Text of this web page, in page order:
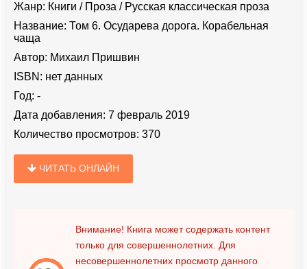
Жанр: Книги / Проза / Русская классическая проза
Название: Том 6. Осударева дорога. Корабельная
чаща
Автор: Михаил Пришвин
ISBN: нет данных
Год: -
Дата добавления: 7 февраль 2019
Количество просмотров: 370
ЧИТАТЬ ОНЛАЙН
Внимание! Книга может содержать контент
только для совершеннолетних. Для
несовершеннолетних просмотр данного